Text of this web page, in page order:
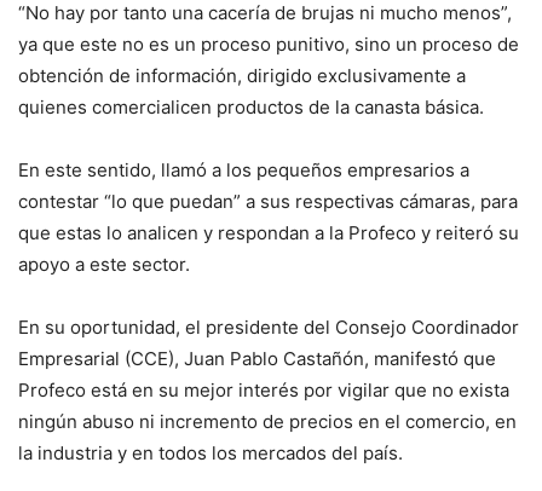
“No hay por tanto una cacería de brujas ni mucho menos”,
ya que este no es un proceso punitivo, sino un proceso de
obtención de información, dirigido exclusivamente a
quienes comercialicen productos de la canasta básica.
En este sentido, llamó a los pequeños empresarios a
contestar “lo que puedan” a sus respectivas cámaras, para
que estas lo analicen y respondan a la Profeco y reiteró su
apoyo a este sector.
En su oportunidad, el presidente del Consejo Coordinador
Empresarial (CCE), Juan Pablo Castañón, manifestó que
Profeco está en su mejor interés por vigilar que no exista
ningún abuso ni incremento de precios en el comercio, en
la industria y en todos los mercados del país.